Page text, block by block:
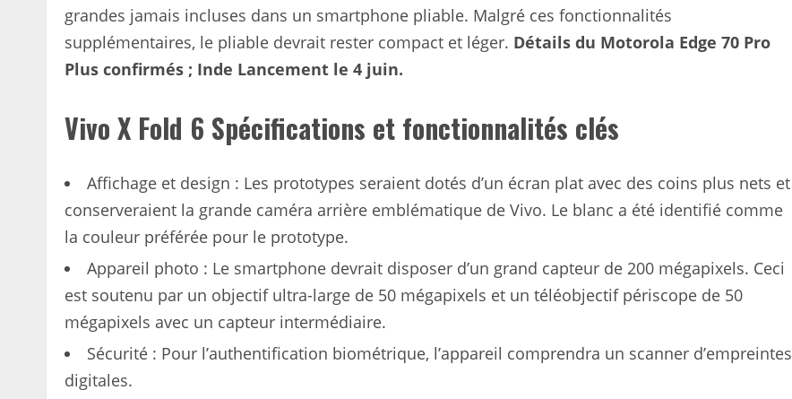
grandes jamais incluses dans un smartphone pliable. Malgré ces fonctionnalités
supplémentaires, le pliable devrait rester compact et léger. Détails du Motorola Edge 70 Pro
Plus confirmés ; Inde Lancement le 4 juin.
Vivo X Fold 6 Spécifications et fonctionnalités clés
Affichage et design : Les prototypes seraient dotés d’un écran plat avec des coins plus nets et
conserveraient la grande caméra arrière emblématique de Vivo. Le blanc a été identifié comme
la couleur préférée pour le prototype.
Appareil photo : Le smartphone devrait disposer d’un grand capteur de 200 mégapixels. Ceci
est soutenu par un objectif ultra-large de 50 mégapixels et un téléobjectif périscope de 50
mégapixels avec un capteur intermédiaire.
Sécurité : Pour l’authentification biométrique, l’appareil comprendra un scanner d’empreintes
digitales.